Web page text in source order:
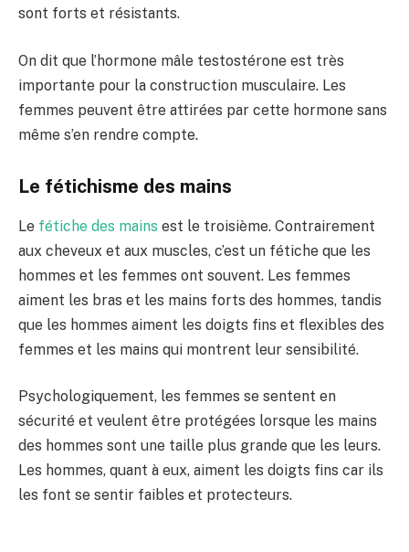
sont forts et résistants.
On dit que l’hormone mâle testostérone est très
importante pour la construction musculaire. Les
femmes peuvent être attirées par cette hormone sans
même s’en rendre compte.
Le fétichisme des mains
Le fétiche des mains est le troisième. Contrairement
aux cheveux et aux muscles, c’est un fétiche que les
hommes et les femmes ont souvent. Les femmes
aiment les bras et les mains forts des hommes, tandis
que les hommes aiment les doigts fins et flexibles des
femmes et les mains qui montrent leur sensibilité.
Psychologiquement, les femmes se sentent en
sécurité et veulent être protégées lorsque les mains
des hommes sont une taille plus grande que les leurs.
Les hommes, quant à eux, aiment les doigts fins car ils
les font se sentir faibles et protecteurs.